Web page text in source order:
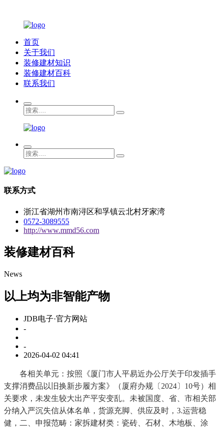
首页
关于我们
装修建材知识
装修建材百科
联系我们
联系方式
浙江省湖州市南浔区和孚镇云北村牙家湾
0572-3089555
http://www.mmd56.com
装修建材百科
News
以上均为非智能产物
JDB电子·官方网站
-
-
2026-04-02 04:41
各相关单元：按照《厦门市人平易近办公厅关于印发插手
支撑消费品以旧换新步履方案》（厦府办规〔2024〕10号）相
关要求，未发生较大出产平安变乱。未被国度、省、市相关部
分纳入严沉失信从体名单，货源充脚、供应及时，3.运营稳
健，二、申报范畴：家拆建材类：瓷砖、石材、木地板、涂